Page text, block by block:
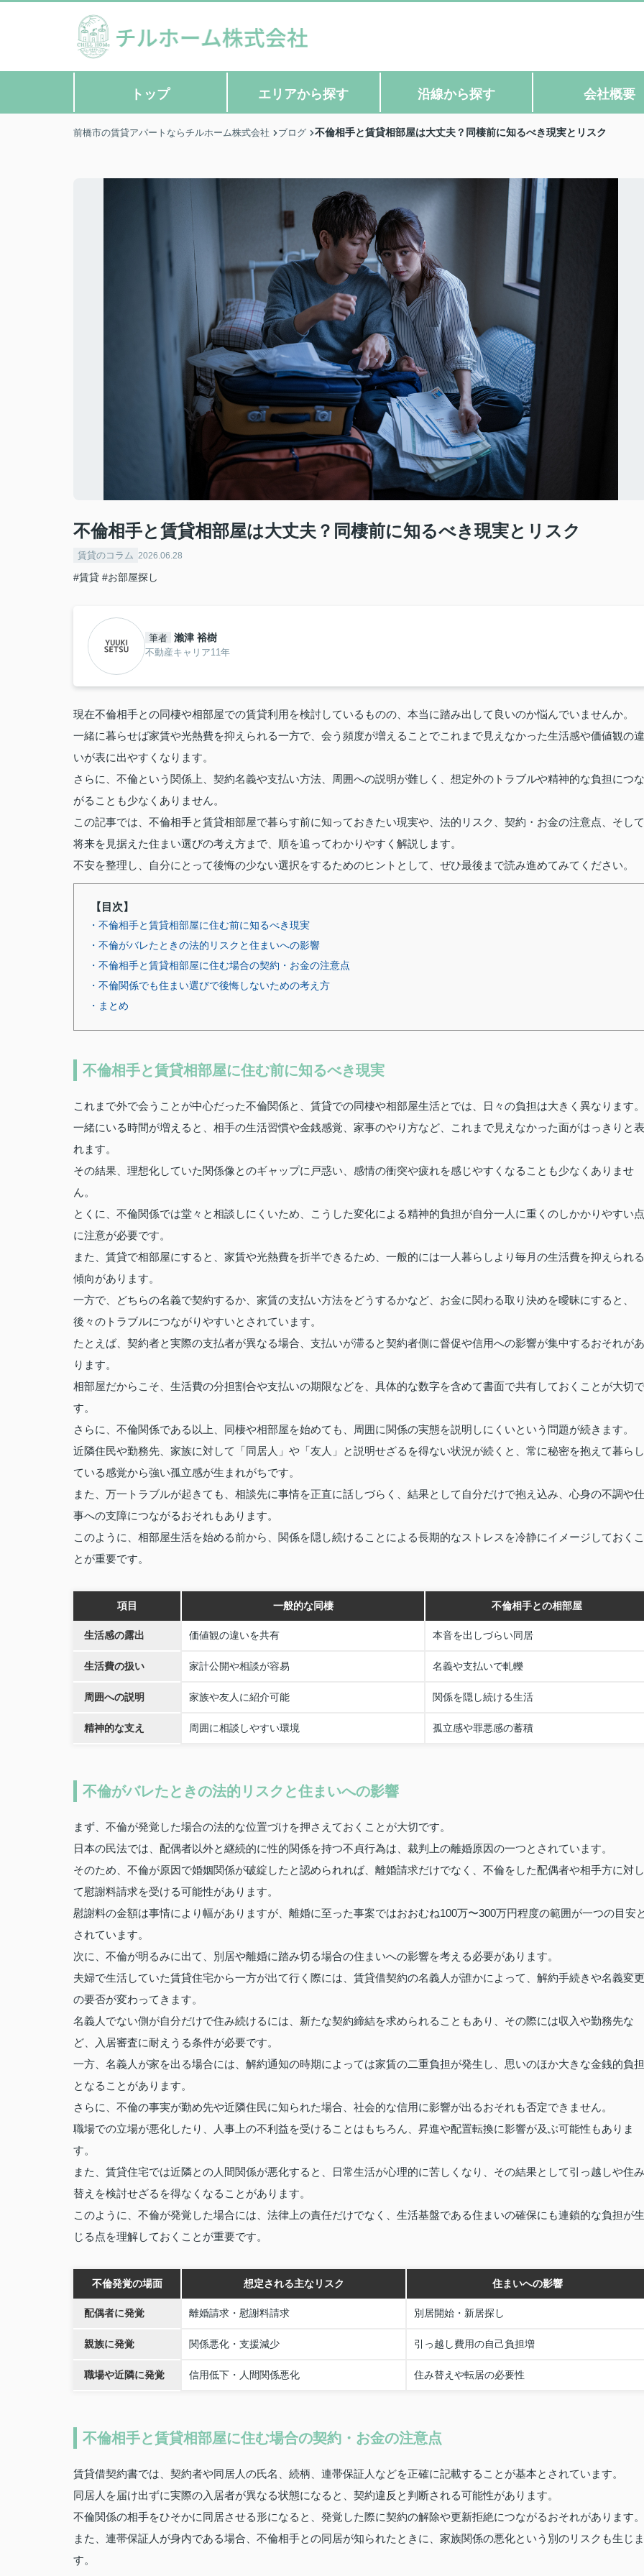
トップ エリアから探す 沿線から探す 会社概要
前橋市の賃貸アパートならチルホーム株式会社 ブログ 不倫相手と賃貸相部屋は大丈夫？同棲前に知るべき現実とリスク
不倫相手と賃貸相部屋は大丈夫？同棲前に知るべき現実とリスク
賃貸のコラム 2026.06.28
#賃貸 #お部屋探し
筆者 瀨津 裕樹
不動産キャリア11年
現在不倫相手との同棲や相部屋での賃貸利用を検討しているものの、本当に踏み出して良いのか悩んでいませんか。
一緒に暮らせば家賃や光熱費を抑えられる一方で、会う頻度が増えることでこれまで見えなかった生活感や価値観の違
いが表に出やすくなります。
さらに、不倫という関係上、契約名義や支払い方法、周囲への説明が難しく、想定外のトラブルや精神的な負担につな
がることも少なくありません。
この記事では、不倫相手と賃貸相部屋で暮らす前に知っておきたい現実や、法的リスク、契約・お金の注意点、そして
将来を見据えた住まい選びの考え方まで、順を追ってわかりやすく解説します。
不安を整理し、自分にとって後悔の少ない選択をするためのヒントとして、ぜひ最後まで読み進めてみてください。
【目次】
・不倫相手と賃貸相部屋に住む前に知るべき現実
・不倫がバレたときの法的リスクと住まいへの影響
・不倫相手と賃貸相部屋に住む場合の契約・お金の注意点
・不倫関係でも住まい選びで後悔しないための考え方
・まとめ
不倫相手と賃貸相部屋に住む前に知るべき現実
これまで外で会うことが中心だった不倫関係と、賃貸での同棲や相部屋生活とでは、日々の負担は大きく異なります。
一緒にいる時間が増えると、相手の生活習慣や金銭感覚、家事のやり方など、これまで見えなかった面がはっきりと表
れます。
その結果、理想化していた関係像とのギャップに戸惑い、感情の衝突や疲れを感じやすくなることも少なくありませ
ん。
とくに、不倫関係では堂々と相談しにくいため、こうした変化による精神的負担が自分一人に重くのしかかりやすい点
に注意が必要です。
また、賃貸で相部屋にすると、家賃や光熱費を折半できるため、一般的には一人暮らしより毎月の生活費を抑えられる
傾向があります。
一方で、どちらの名義で契約するか、家賃の支払い方法をどうするかなど、お金に関わる取り決めを曖昧にすると、
後々のトラブルにつながりやすいとされています。
たとえば、契約者と実際の支払者が異なる場合、支払いが滞ると契約者側に督促や信用への影響が集中するおそれがあ
ります。
相部屋だからこそ、生活費の分担割合や支払いの期限などを、具体的な数字を含めて書面で共有しておくことが大切で
す。
さらに、不倫関係である以上、同棲や相部屋を始めても、周囲に関係の実態を説明しにくいという問題が続きます。
近隣住民や勤務先、家族に対して「同居人」や「友人」と説明せざるを得ない状況が続くと、常に秘密を抱えて暮らし
ている感覚から強い孤立感が生まれがちです。
また、万一トラブルが起きても、相談先に事情を正直に話しづらく、結果として自分だけで抱え込み、心身の不調や仕
事への支障につながるおそれもあります。
このように、相部屋生活を始める前から、関係を隠し続けることによる長期的なストレスを冷静にイメージしておくこ
とが重要です。
項目 一般的な同棲 不倫相手との相部屋
生活感の露出 価値観の違いを共有 本音を出しづらい同居
生活費の扱い 家計公開や相談が容易 名義や支払いで軋轢
周囲への説明 家族や友人に紹介可能 関係を隠し続ける生活
精神的な支え 周囲に相談しやすい環境 孤立感や罪悪感の蓄積
不倫がバレたときの法的リスクと住まいへの影響
まず、不倫が発覚した場合の法的な位置づけを押さえておくことが大切です。
日本の民法では、配偶者以外と継続的に性的関係を持つ不貞行為は、裁判上の離婚原因の一つとされています。
そのため、不倫が原因で婚姻関係が破綻したと認められれば、離婚請求だけでなく、不倫をした配偶者や相手方に対し
て慰謝料請求を受ける可能性があります。
慰謝料の金額は事情により幅がありますが、離婚に至った事案ではおおむね100万〜300万円程度の範囲が一つの目安
されています。
次に、不倫が明るみに出て、別居や離婚に踏み切る場合の住まいへの影響を考える必要があります。
夫婦で生活していた賃貸住宅から一方が出て行く際には、賃貸借契約の名義人が誰かによって、解約手続きや名義変更
の要否が変わってきます。
名義人でない側が自分だけで住み続けるには、新たな契約締結を求められることもあり、その際には収入や勤務先な
ど、入居審査に耐えうる条件が必要です。
一方、名義人が家を出る場合には、解約通知の時期によっては家賃の二重負担が発生し、思いのほか大きな金銭的負担
となることがあります。
さらに、不倫の事実が勤め先や近隣住民に知られた場合、社会的な信用に影響が出るおそれも否定できません。
職場での立場が悪化したり、人事上の不利益を受けることはもちろん、昇進や配置転換に影響が及ぶ可能性もありま
す。
また、賃貸住宅では近隣との人間関係が悪化すると、日常生活が心理的に苦しくなり、その結果として引っ越しや住み
替えを検討せざるを得なくなることがあります。
このように、不倫が発覚した場合には、法律上の責任だけでなく、生活基盤である住まいの確保にも連鎖的な負担が生
じる点を理解しておくことが重要です。
不倫発覚の場面 想定される主なリスク 住まいへの影響
配偶者に発覚 離婚請求・慰謝料請求 別居開始・新居探し
親族に発覚 関係悪化・支援減少 引っ越し費用の自己負担増
職場や近隣に発覚 信用低下・人間関係悪化 住み替えや転居の必要性
不倫相手と賃貸相部屋に住む場合の契約・お金の注意点
賃貸借契約書では、契約者や同居人の氏名、続柄、連帯保証人などを正確に記載することが基本とされています。
同居人を届け出ずに実際の入居者が異なる状態になると、契約違反と判断される可能性があります。
不倫関係の相手をひそかに同居させる形になると、発覚した際に契約の解除や更新拒絶につながるおそれがあります。
また、連帯保証人が身内である場合、不倫相手との同居が知られたときに、家族関係の悪化という別のリスクも生じま
す。